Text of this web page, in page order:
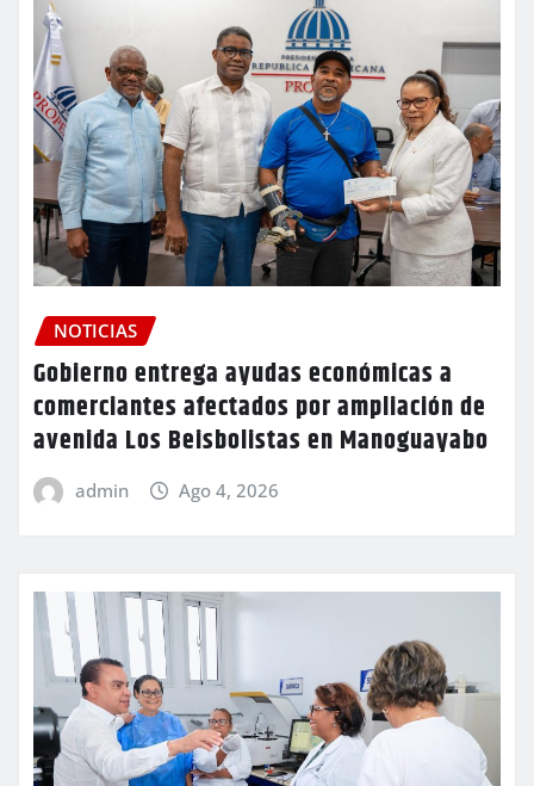
NOTICIAS
Gobierno entrega ayudas económicas a
comerciantes afectados por ampliación de
avenida Los Beisbolistas en Manoguayabo
admin Ago 4, 2026